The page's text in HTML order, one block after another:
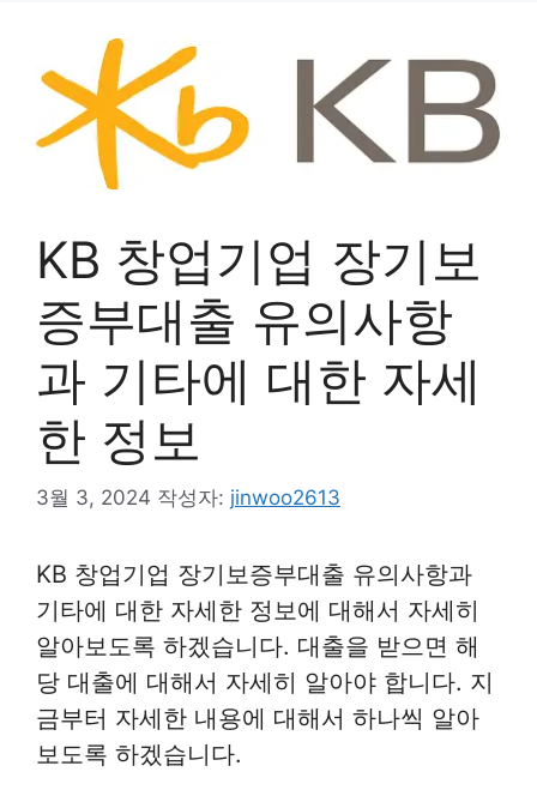
KB 창업기업 장기보
증부대출 유의사항
과 기타에 대한 자세
한 정보
3월 3, 2024 작성자: jinwoo2613
KB 창업기업 장기보증부대출 유의사항과
기타에 대한 자세한 정보에 대해서 자세히
알아보도록 하겠습니다. 대출을 받으면 해
당 대출에 대해서 자세히 알아야 합니다. 지
금부터 자세한 내용에 대해서 하나씩 알아
보도록 하겠습니다.